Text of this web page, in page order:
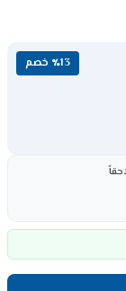
٪13 خصم